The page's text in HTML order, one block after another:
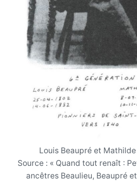
Louis Beaupré et
Source : « Quand tout renaît :
ancêtres Beaulieu, Beaupré